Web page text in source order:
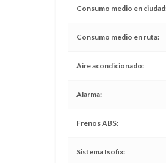
Consumo medio en ciudad
Consumo medio en ruta
Aire acondicionado
Alarma
Frenos ABS
Sistema Isofix